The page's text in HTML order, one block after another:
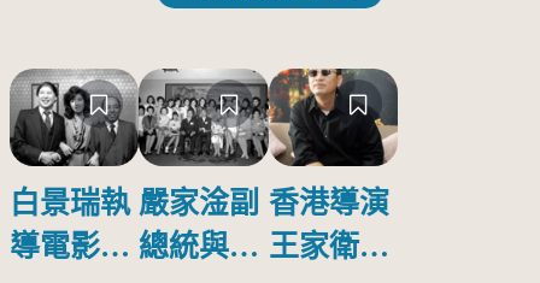
白景瑞執
導電影
嚴家淦副
總統與第
香港導演
王家衛暢